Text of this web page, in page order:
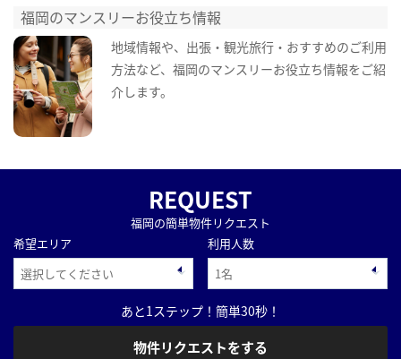
福岡のマンスリーお役立ち情報
地域情報や、出張・観光旅行・おすすめのご利用
方法など、福岡のマンスリーお役立ち情報をご紹
介します。
REQUEST
福岡の簡単物件リクエスト
希望エリア
利用人数
あと1ステップ！簡単30秒！
物件リクエストをする